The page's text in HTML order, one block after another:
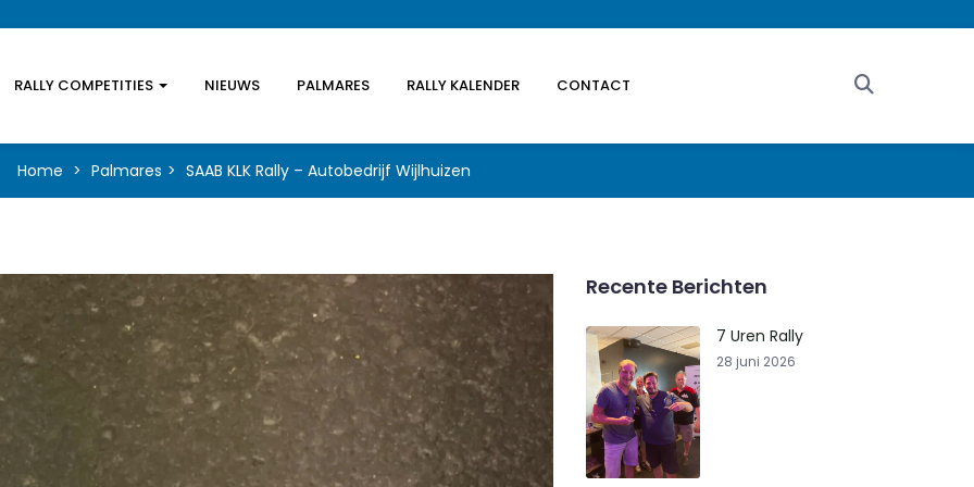
RALLY COMPETITIES NIEUWS PALMARES RALLY KALENDER CONTACT
Home Palmares SAAB KLK Rally – Autobedrijf Wijlhuizen
Recente Berichten
7 Uren Rally
28 juni 2026